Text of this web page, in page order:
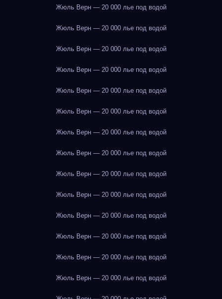
Жюль Верн — 20 000 лье под водой
Жюль Верн — 20 000 лье под водой
Жюль Верн — 20 000 лье под водой
Жюль Верн — 20 000 лье под водой
Жюль Верн — 20 000 лье под водой
Жюль Верн — 20 000 лье под водой
Жюль Верн — 20 000 лье под водой
Жюль Верн — 20 000 лье под водой
Жюль Верн — 20 000 лье под водой
Жюль Верн — 20 000 лье под водой
Жюль Верн — 20 000 лье под водой
Жюль Верн — 20 000 лье под водой
Жюль Верн — 20 000 лье под водой
Жюль Верн — 20 000 лье под водой